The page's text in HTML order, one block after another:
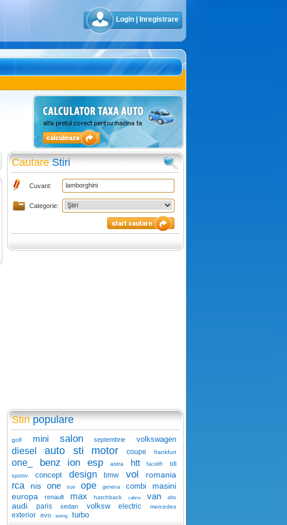
Login Inregistrare
CautareStiri
Cuvant:
Categorie:
Stiripopulare
golf mini salon septembrie volkswagen
diesel auto sti motor coupe frankfurt
one_ benz ion esp astra htt facelift tdi
sportiv concept design bmw vol romania
rca nis one suv ope geneva combi
masini
europa
renault max hatchback cabrio van abs
audi paris sedan volksw electric mercedes
exterior evo tuning turbo